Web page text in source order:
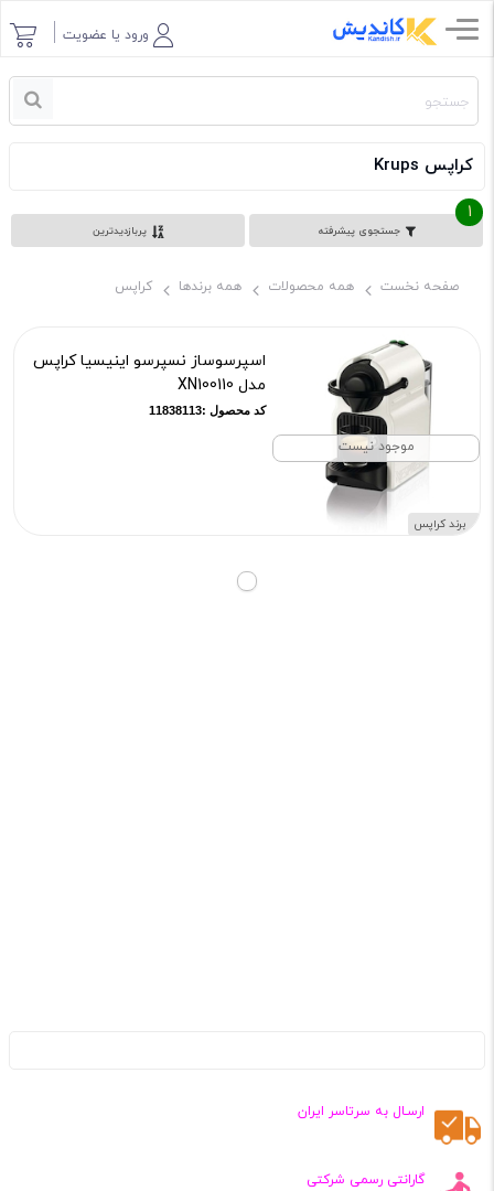
ورود یا عضویت
کراپس Krups
جستجوی پیشرفته
1
پربازدیدترین
صفحه نخست همه محصولات همه برندها کراپس
موجود نیست
برند کراپس
اسپرسوساز نسپرسو اینیسیا کراپس
مدل XN100110
کد محصول :11838113
ارسـال به سرتاسر ایران
گارانتی رسمی شرکتی